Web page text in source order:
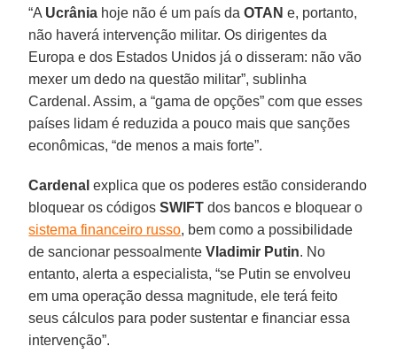
“A Ucrânia hoje não é um país daOTAN e, portanto,
não haverá intervenção militar. Os dirigentes da
Europa e dos Estados Unidos já o disseram: não vão
mexer um dedo na questão militar”, sublinha
Cardenal. Assim, a “gama de opções” com que esses
países lidam é reduzida a pouco mais que sanções
econômicas, “de menos a mais forte”.
Cardenal explica que os poderes estão considerando
bloquear os códigosSWIFT dos bancos e bloquear o
sistema financeiro russo, bem como a possibilidade
de sancionar pessoalmenteVladimir Putin. No
entanto, alerta a especialista, “se Putin se envolveu
em uma operação dessa magnitude, ele terá feito
seus cálculos para poder sustentar e financiar essa
intervenção”.